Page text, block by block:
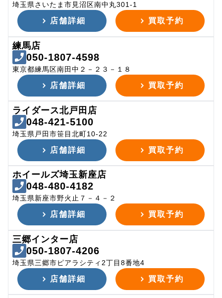
埼玉県さいたま市見沼区南中丸301-1
店舗詳細 買取予約
練馬店
050-1807-4598
東京都練馬区南田中２－２３－１８
店舗詳細 買取予約
ライダース北戸田店
048-421-5100
埼玉県戸田市笹目北町10-22
店舗詳細 買取予約
ホイールズ埼玉新座店
048-480-4182
埼玉県新座市野火止７－４－２
店舗詳細 買取予約
三郷インター店
050-1807-4206
埼玉県三郷市ピアラシティ2丁目8番地4
店舗詳細 買取予約